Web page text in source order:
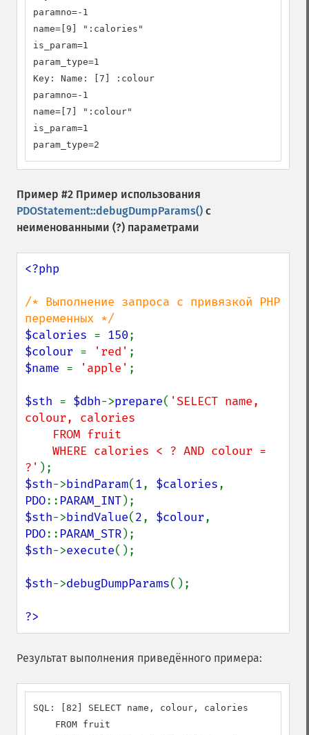
paramno=-1
name=[9] ":calories"
is_param=1
param_type=1
Key: Name: [7] :colour
paramno=-1
name=[7] ":colour"
is_param=1
param_type=2
Пример #2 Пример использования
PDOStatement::debugDumpParams() с
неименованными (?) параметрами
<?php
/* Выполнение запроса с привязкой PHP
$calories = 150
$colour = 'red'
$name = 'apple' ;
$sth = $dbh->prepare( 'SELECT name,
colour, calories
?'
$sth->bindParam(1, $calories
PDO:: PARAM_INT
$sth->bindValue(2, $colour
PDO:: PARAM_STR
$sth->execute();
$sth->debugDumpParams();
?>
Результат выполнения приведённого примера:
SQL: [82] SELECT name, colour, calories
    FROM fruit